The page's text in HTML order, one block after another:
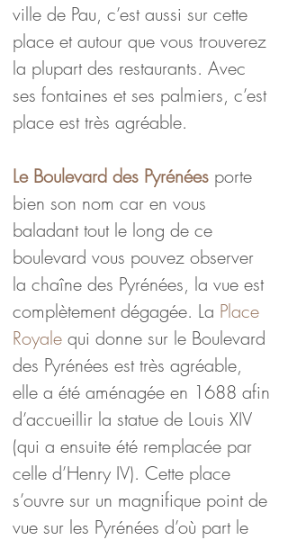
ville de Pau, c’est aussi sur cette
place et autour que vous trouverez
la plupart des restaurants. Avec
ses fontaines et ses palmiers, c’est
place est très agréable.
Le Boulevard des Pyrénées porte
bien son nom car en vous
baladant tout le long de ce
boulevard vous pouvez observer
la chaîne des Pyrénées, la vue est
complètement dégagée. La Place
Royale qui donne sur le Boulevard
des Pyrénées est très agréable,
elle a été aménagée en 1688 afin
d’accueillir la statue de Louis XIV
(qui a ensuite été remplacée par
celle d’Henry IV). Cette place
s’ouvre sur un magnifique point de
vue sur les Pyrénées d’où part le